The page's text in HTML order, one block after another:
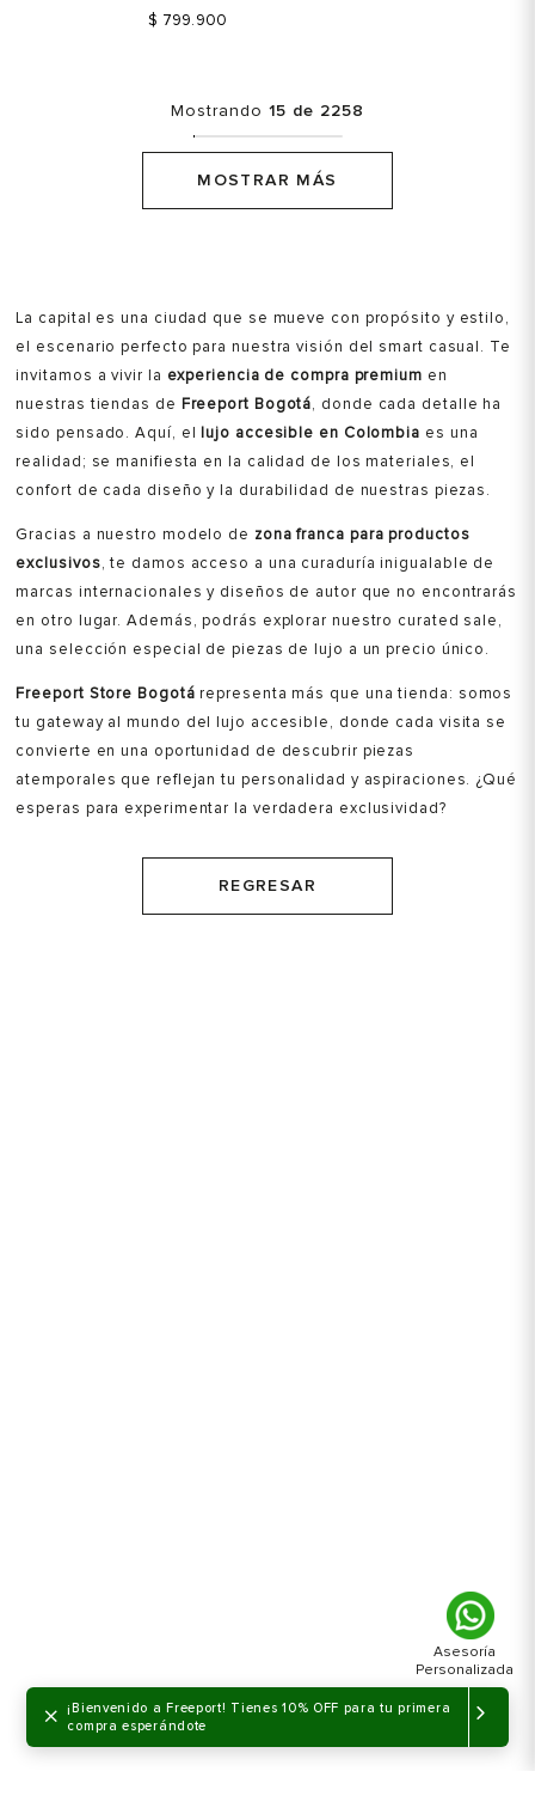
×
¡Bienvenido a Freeport! Tienes 10% OFF para tu primera
compra esperándote
$ 799.900
Mostrando 15 de 2258
MOSTRAR MÁS
La capital es una ciudad que se mueve con propósito y estilo,
el escenario perfecto para nuestra visión del smart casual. Te
invitamos a vivir la experiencia de compra premium en
nuestras tiendas de Freeport Bogotá, donde cada detalle ha
sido pensado. Aquí, el lujo accesible en Colombia es una
realidad; se manifiesta en la calidad de los materiales, el
confort de cada diseño y la durabilidad de nuestras piezas.
Gracias a nuestro modelo de zona franca para productos
exclusivos, te damos acceso a una curaduría inigualable de
marcas internacionales y diseños de autor que no encontrarás
en otro lugar. Además, podrás explorar nuestro curated sale,
una selección especial de piezas de lujo a un precio único.
Freeport Store Bogotá representa más que una tienda: somos
tu gateway al mundo del lujo accesible, donde cada visita se
convierte en una oportunidad de descubrir piezas
atemporales que reflejan tu personalidad y aspiraciones. ¿Qué
esperas para experimentar la verdadera exclusividad?
REGRESAR